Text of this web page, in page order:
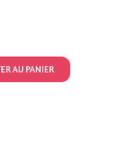
AU PANIER